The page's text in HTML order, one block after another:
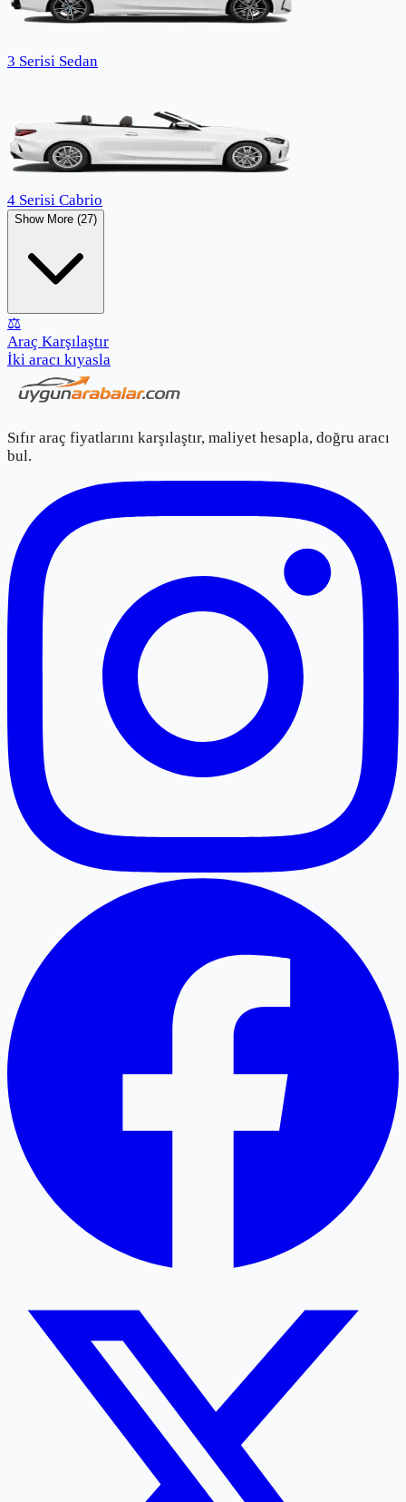
3 Serisi Sedan
4 Serisi Cabrio
Show More (27)
⚖️
Araç Karşılaştır
İki aracı kıyasla
Sıfır araç fiyatlarını karşılaştır, maliyet hesapla, doğru aracı
bul.